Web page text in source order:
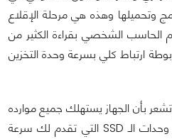
وتحميلها وهذه هي مرحلة الإقلاع
الحاسب الشخصي بقراءة الكثير من
ارتباط كلي بسرعة وحدة التخزين
بأن الجهاز يستهلك جميع موارده
في بداية الإقلاع وهنا يأتي دور وحدات الـ SSD التي تقدم لك سرعة